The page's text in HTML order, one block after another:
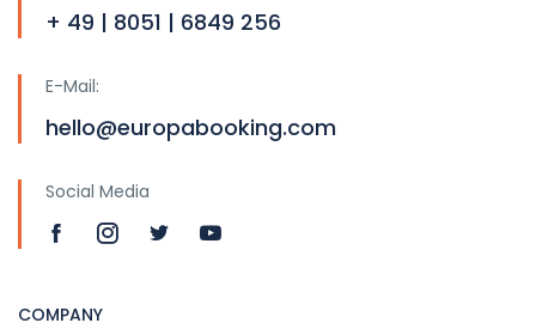
+ 49 | 8051 | 6849 256
E-Mail:
hello@europabooking.com
Social Media
COMPANY